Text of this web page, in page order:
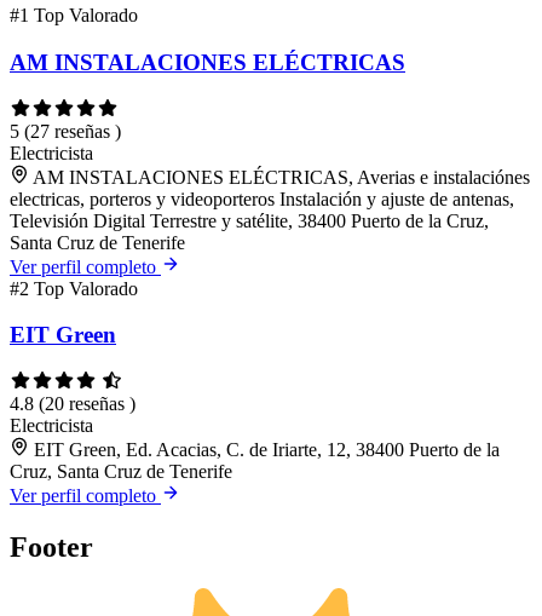
#1 Top Valorado
AM INSTALACIONES ELÉCTRICAS
5 (27 reseñas )
Electricista
AM INSTALACIONES ELÉCTRICAS, Averias e instalaciónes
electricas, porteros y videoporteros Instalación y ajuste de antenas,
Televisión Digital Terrestre y satélite, 38400 Puerto de la Cruz,
Santa Cruz de Tenerife
Ver perfil completo
#2 Top Valorado
EIT Green
4.8 (20 reseñas )
Electricista
EIT Green, Ed. Acacias, C. de Iriarte, 12, 38400 Puerto de la
Cruz, Santa Cruz de Tenerife
Ver perfil completo
Footer